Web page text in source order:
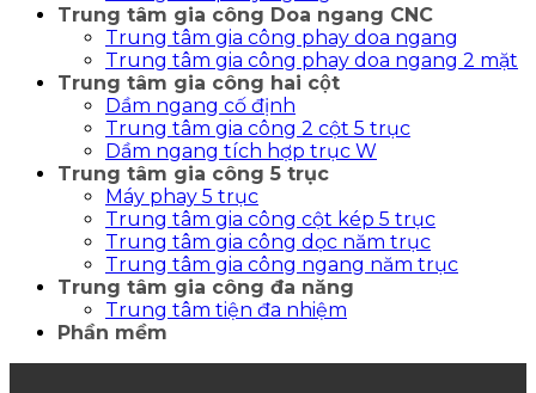
Trung tâm gia công Doa ngang CNC
Trung tâm gia công phay doa ngang
Trung tâm gia công phay doa ngang 2 mặt
Trung tâm gia công hai cột
Dầm ngang cố định
Trung tâm gia công 2 cột 5 trục
Dầm ngang tích hợp trục W
Trung tâm gia công 5 trục
Máy phay 5 trục
Trung tâm gia công cột kép 5 trục
Trung tâm gia công dọc năm trục
Trung tâm gia công ngang năm trục
Trung tâm gia công đa năng
Trung tâm tiện đa nhiệm
Phần mềm